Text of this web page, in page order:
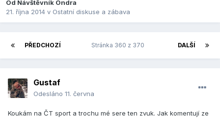
Od Návštěvník Ondra
21. října 2014 v Ostatní diskuse a zábava
PŘEDCHOZÍ DALŠÍ
Stránka 360 z 370
Gustaf
Odesláno 11. června
Koukám na ČT sport a trochu mé sere ten zvuk. Jak komentují ze